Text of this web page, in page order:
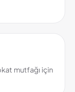
mutfağı için